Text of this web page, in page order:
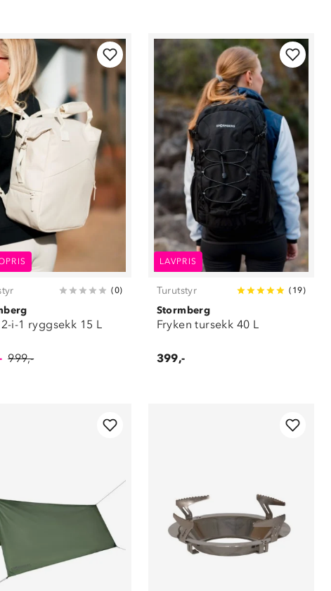
(0)
i-1 ryggsekk 15 L
999,-
LAVPRIS
Turutstyr ( 19)
Stormberg
Fryken tursekk 40 L
399,-